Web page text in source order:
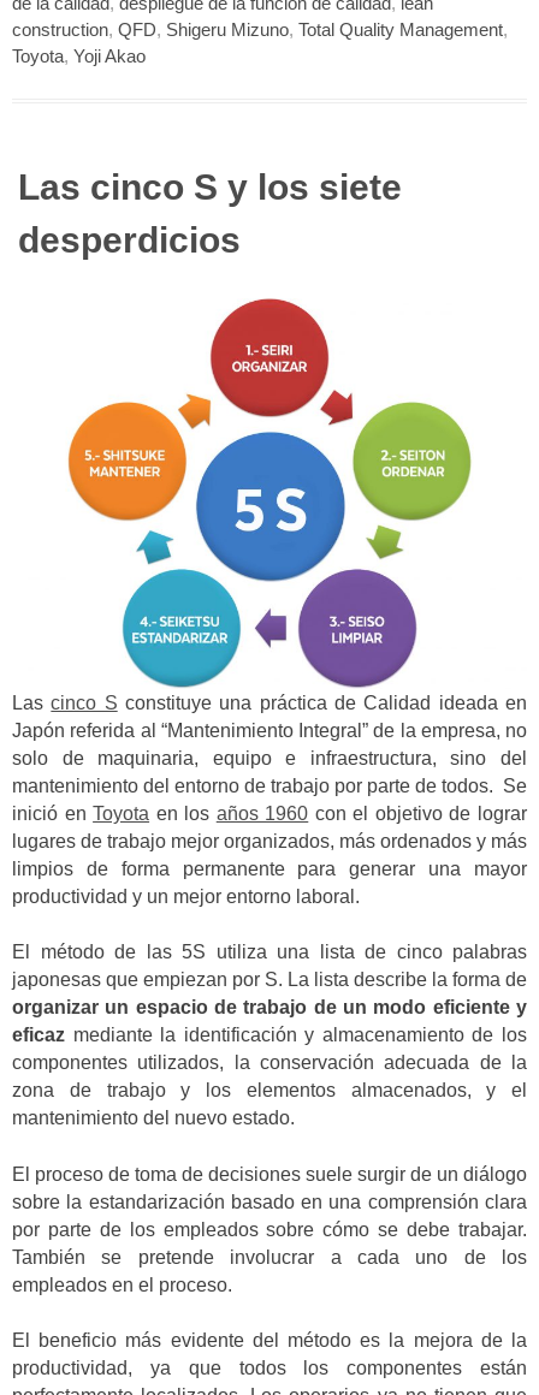
construction, QFD, Shigeru Mizuno, Total Quality Management,
Toyota, Yoji Akao
Las cinco S y los siete
desperdicios
Lascinco S constituye una práctica de Calidad ideada en
Japón referida al “Mantenimiento Integral” de la empresa, no
solo de maquinaria, equipo e infraestructura, sino del
mantenimiento del entorno de trabajo por parte de todos. Se
inició enToyota en los años 1960 con el objetivo de lograr
lugares de trabajo mejor organizados, más ordenados y más
limpios de forma permanente para generar una mayor
productividad y un mejor entorno laboral.
El método de las 5S utiliza una lista de cinco palabras
japonesas que empiezan por S. La lista describe la forma de
organizar un espacio de trabajo de un modo eficiente y
eficaz mediante la identificación y almacenamiento de los
componentes utilizados, la conservación adecuada de la
zona de trabajo y los elementos almacenados, y el
mantenimiento del nuevo estado.
El proceso de toma de decisiones suele surgir de un diálogo
sobre la estandarización basado en una comprensión clara
por parte de los empleados sobre cómo se debe trabajar.
También se pretende involucrar a cada uno de los
empleados en el proceso.
El beneficio más evidente del método es la mejora de la
productividad, ya que todos los componentes están